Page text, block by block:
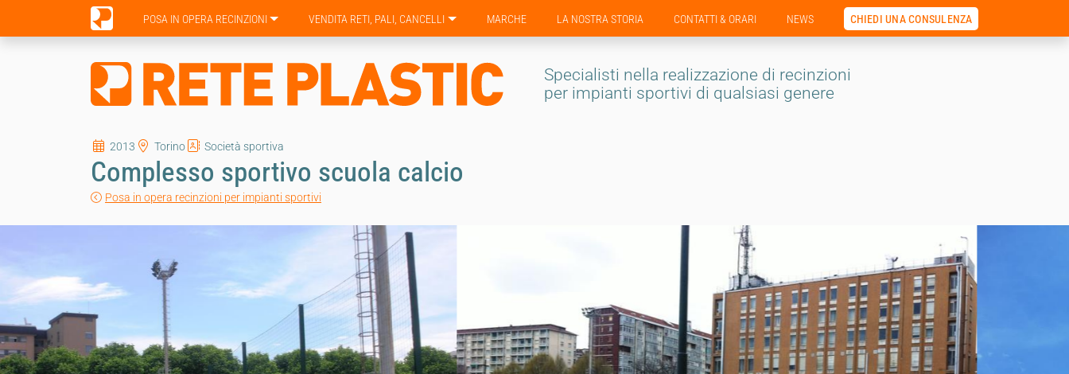
POSA IN OPERA RECINZIONI VENDITA RETI, PALI, CANCELLI MARCHE LA NOSTRA STORIA CONTATTI & ORARI NEWS CHIEDI UNA CONSULENZA
Specialisti nella realizzazione di recinzioni
per impianti sportivi di qualsiasi genere
2013 Torino Società sportiva
Complesso sportivo scuola calcio
Posa in opera recinzioni per impianti sportivi